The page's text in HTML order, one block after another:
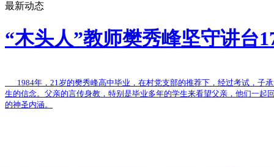
最新动态
“木头人”教师樊秀峰坚守讲台
1984年，21岁的樊秀峰高中毕业，在村党支部的推荐下，经过考试，子
生的信念。父亲的言传身教，特别是毕业多年的学生来看望父亲，他们一
的神圣内涵。